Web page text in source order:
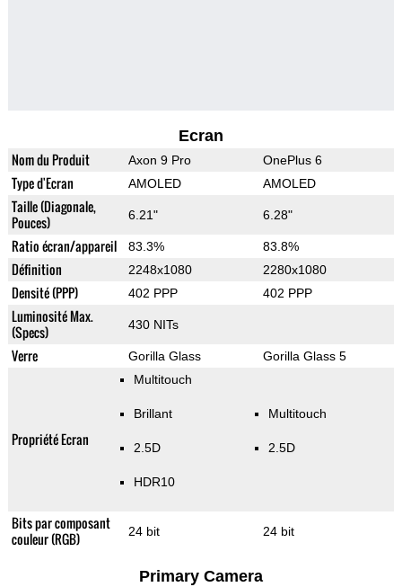
Ecran
Nom du Produit Axon 9 Pro OnePlus 6
Type d'Ecran AMOLED AMOLED
Taille (Diagonale,
Pouces)
6.21" 6.28"
Ratio écran/appareil 83.3% 83.8%
Définition 2248x1080 2280x1080
Densité (PPP) 402 PPP 402 PPP
Luminosité Max.
(Specs)
430 NITs
Verre Gorilla Glass Gorilla Glass 5
Propriété Ecran
Multitouch
Brillant
2.5D
HDR10
Multitouch
2.5D
Bits par composant
couleur (RGB)
24 bit 24 bit
Primary Camera